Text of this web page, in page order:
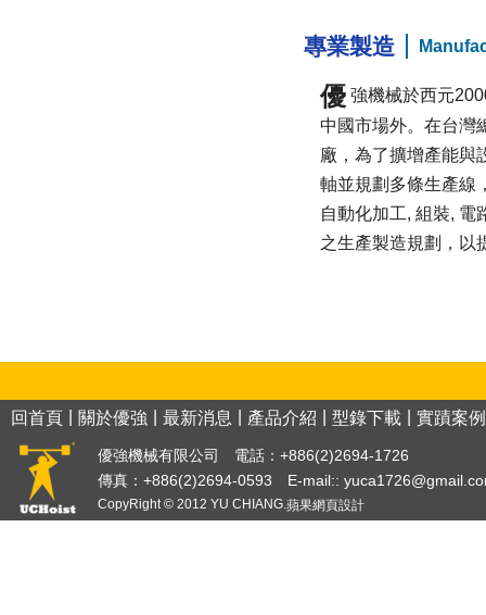
專業製造
優 強機械於西元
中國市場外。在台灣
廠，為了擴增產能與
軸並規劃多條生產線
自動化加工, 組裝, 電
之生產製造規劃，以
回首頁 關於優強 最新消息 產品介紹 型錄下載 實蹟案例
優強機械有限公司 電話：+886(2)2694-1726
傳真：+886(2)2694-0593 E-mail::
CopyRight © 2012 YU CHIANG.蘋果網頁設計